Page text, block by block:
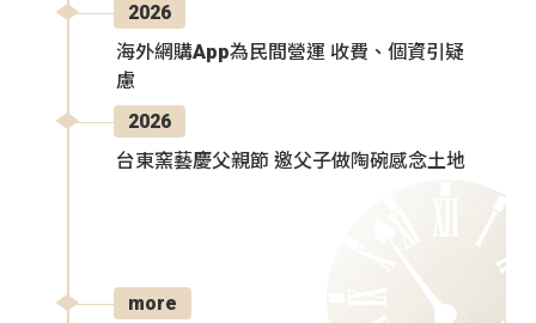
2026
海外網購App為民間營運 收費、個資引疑
慮
2026
台東窯藝慶父親節 邀父子做陶碗感念土地
more